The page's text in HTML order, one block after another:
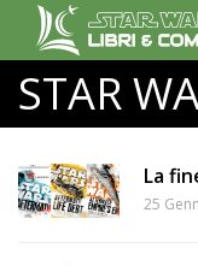
STAR
La
25